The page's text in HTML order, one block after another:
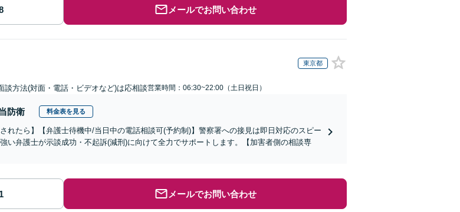
メールでお問い合わせ
東京都
談方法(対面・電話・ビデオなど)は応相談営業時間：06:30~22:00（土日祝日）
防衛 料金表を見る
れたら】【弁護士待機中/当日中の電話相談可(予約制)】警察署への接見は即日対応のスピー
い弁護士が示談成功・不起訴(減刑)に向けて全力でサポートします。【加害者側の相談専
メールでお問い合わせ